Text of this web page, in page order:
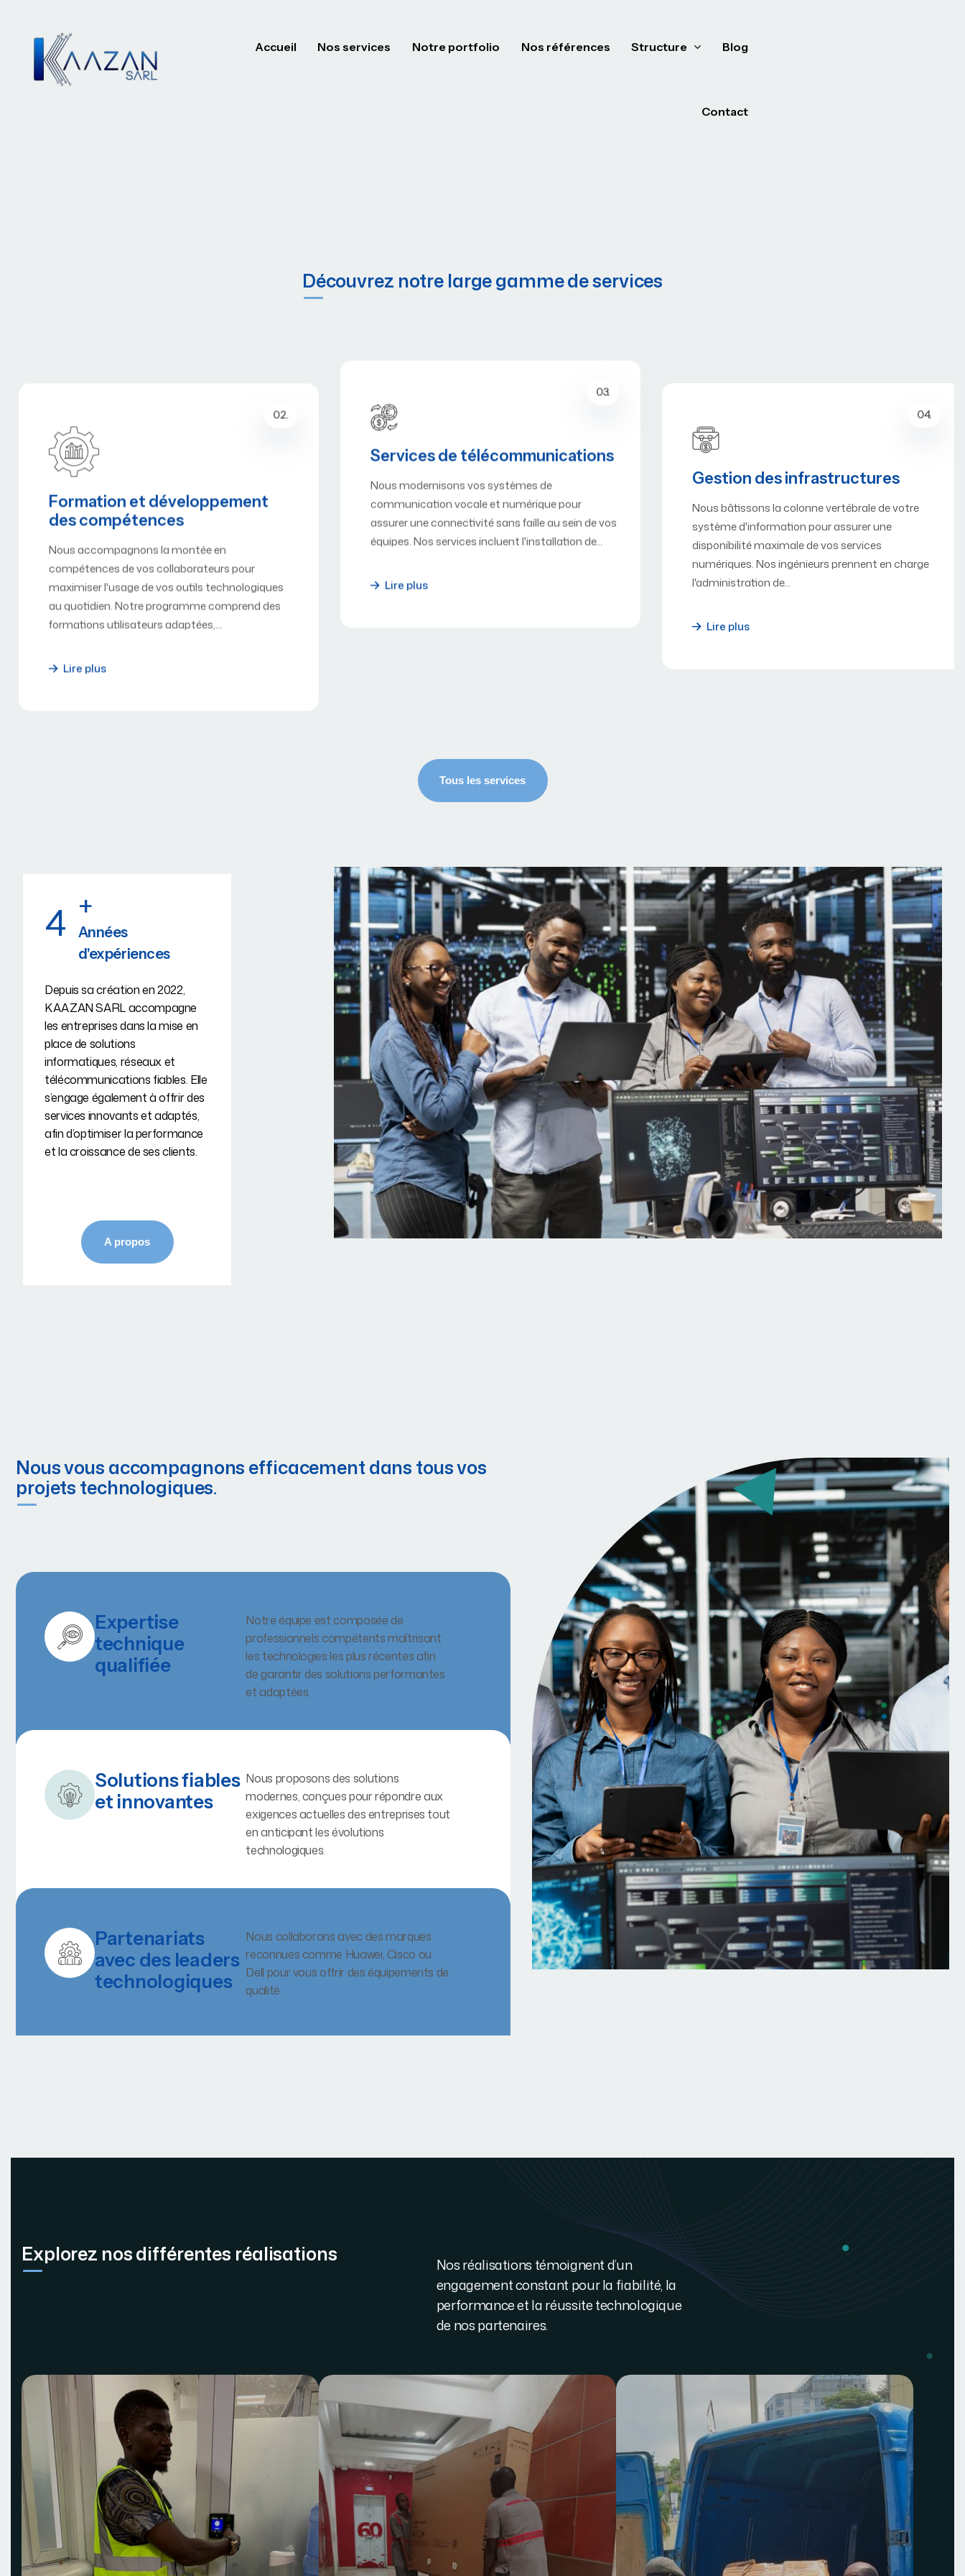
Accueil Nos services Notre portfolio Nos références Structure Blog
Contact
Découvrez notre large gamme de services
02.
Formation et développement
des compétences
Nous accompagnons la montée en
compétences de vos collaborateurs pour
maximiser l'usage de vos outils technologiques
au quotidien. Notre programme comprend des
formations utilisateurs adaptées,…
Lire plus
03.
Services de télécommunications
Nous modernisons vos systèmes de
communication vocale et numérique pour
assurer une connectivité sans faille au sein de vos
équipes. Nos services incluent l'installation de…
Lire plus
04.
Gestion des infrastructures
Nous bâtissons la colonne vertébrale de votre
système d'information pour assurer une
disponibilité maximale de vos services
numériques. Nos ingénieurs prennent en charge
l'administration de…
Lire plus
4 +
Années
d'expériences
Depuis sa création en 2022,
KAAZAN SARL accompagne
les entreprises dans la mise en
place de solutions
informatiques, réseaux et
télécommunications fiables. Elle
s’engage également à offrir des
services innovants et adaptés,
afin d’optimiser la performance
et la croissance de ses clients.
Nous vous accompagnons efficacement dans tous vos
projets technologiques.
Expertise
technique
qualifiée
Notre équipe est composée de
professionnels compétents maîtrisant
les technologies les plus récentes afin
de garantir des solutions performantes
et adaptées.
Solutions fiables
et innovantes
Nous proposons des solutions
modernes, conçues pour répondre aux
exigences actuelles des entreprises tout
en anticipant les évolutions
technologiques.
Partenariats
avec des leaders
technologiques
Nous collaborons avec des marques
reconnues comme Huawei, Cisco ou
Dell pour vous offrir des équipements de
qualité.
Explorez nos différentes réalisations
Nos réalisations témoignent d’un
engagement constant pour la fiabilité, la
performance et la réussite technologique
de nos partenaires.